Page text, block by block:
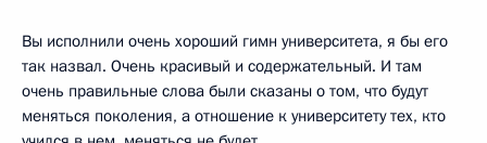
Вы исполнили очень хороший гимн университета, я бы его
так назвал. Очень красивый и содержательный. И там
очень правильные слова были сказаны о том, что будут
меняться поколения, а отношение к университету тех, кто